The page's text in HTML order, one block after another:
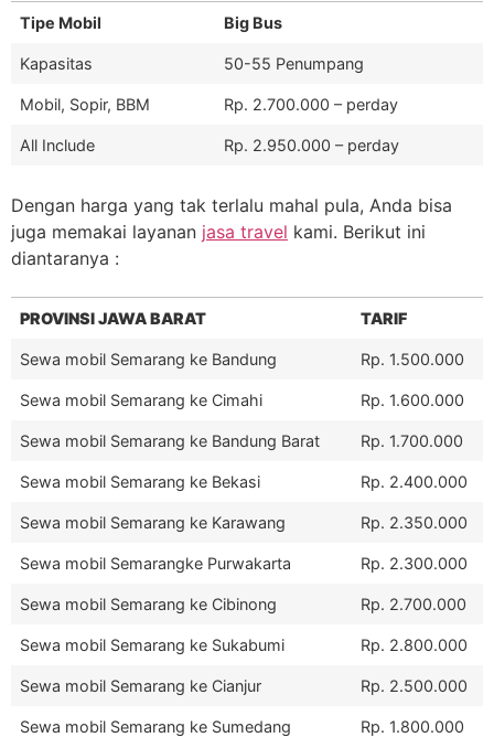
Tipe Mobil Big Bus
Kapasitas 50-55 Penumpang
Mobil, Sopir, BBM Rp. 2.700.000 – perday
All Include Rp. 2.950.000 – perday
Dengan harga yang tak terlalu mahal pula, Anda bisa
juga memakai layanan jasa travel kami. Berikut ini
diantaranya :
PROVINSI JAWA BARAT TARIF
Sewa mobil Semarang ke Bandung Rp. 1.500.000
Sewa mobil Semarang ke Cimahi Rp. 1.600.000
Sewa mobil Semarang ke Bandung Barat Rp. 1.700.000
Sewa mobil Semarang ke Bekasi Rp. 2.400.000
Sewa mobil Semarang ke Karawang Rp. 2.350.000
Sewa mobil Semarangke Purwakarta Rp. 2.300.000
Sewa mobil Semarang ke Cibinong Rp. 2.700.000
Sewa mobil Semarang ke Sukabumi Rp. 2.800.000
Sewa mobil Semarang ke Cianjur Rp. 2.500.000
Sewa mobil Semarang ke Sumedang Rp. 1.800.000